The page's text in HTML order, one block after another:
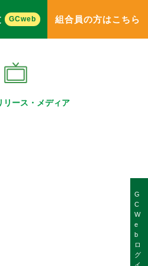
リース・ メディア
GCweb 組合員の方はこちら
G
C
W
e
b
ロ
グ